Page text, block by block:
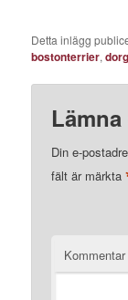
Detta inlägg
bostonterrier,
Din e-
fält är märkta
Kommentar